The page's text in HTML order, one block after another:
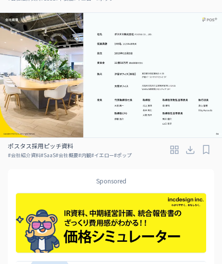
ポスタス採用ピッチ資料
#会社紹介資料#SaaS#会社概要#内観#イエロー#ポップ
Sponsored